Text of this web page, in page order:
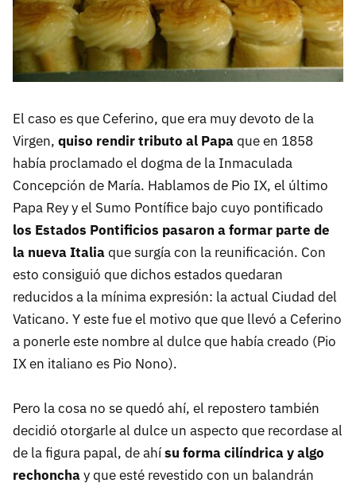
El caso es que Ceferino, que era muy devoto de la
Virgen, quiso rendir tributo al Papaque en 1858
había proclamado el dogma de la Inmaculada
Concepción de María. Hablamos de Pio IX, el último
Papa Rey y el Sumo Pontífice bajo cuyo pontificado
los Estados Pontificios pasaron a formar parte de
la nueva Italiaque surgía con la reunificación. Con
esto consiguió que dichos estados quedaran
reducidos a la mínima expresión: la actual Ciudad del
Vaticano. Y este fue el motivo que que llevó a Ceferino
a ponerle este nombre al dulce que había creado (Pio
IX en italiano es Pio Nono).
Pero la cosa no se quedó ahí, el repostero también
decidió otorgarle al dulce un aspecto que recordase al
de la figura papal, de ahísu forma cilíndrica y algo
rechonchay que esté revestido con un balandrán